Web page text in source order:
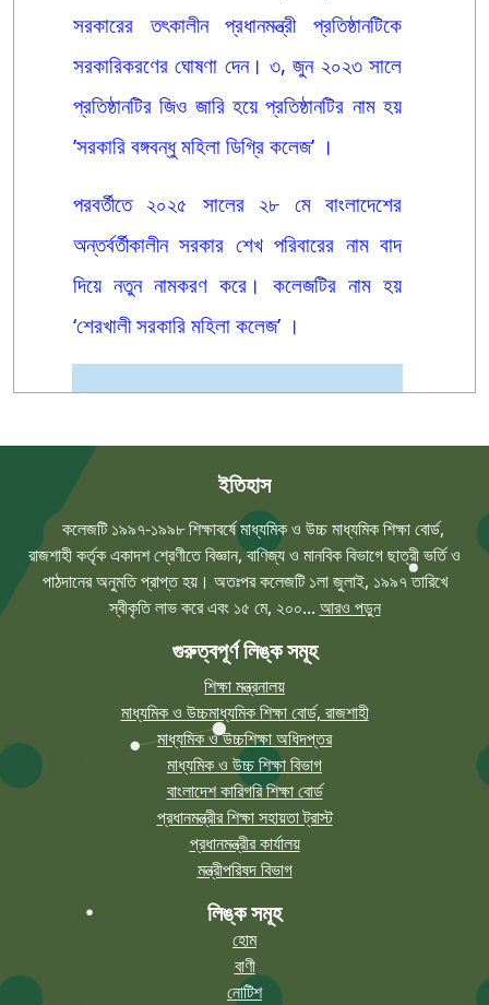
সরকারের তৎকালীন প্রধানমন্ত্রী প্রতিষ্ঠানটিকে
সরকারিকরণের ঘোষণা দেন। ৩, জুন ২০২৩ সালে
প্রতিষ্ঠানটির জিও জারি হয়ে প্রতিষ্ঠানটির নাম হয়
’সরকারি বঙ্গবন্ধু মহিলা ডিগ্রি কলেজ’ ।
পরবর্তীতে ২০২৫ সালের ২৮ মে বাংলাদেশের
অন্তর্বর্তীকালীন সরকার শেখ পরিবারের নাম বাদ
দিয়ে নতুন নামকরণ করে। কলেজটির নাম হয়
‘শেরখালী সরকারি মহিলা কলেজ’ ।
ইতিহাস
কলেজটি ১৯৯৭-১৯৯৮ শিক্ষাবর্ষে মাধ্যমিক ও উচ্চ মাধ্যমিক শিক্ষা বোর্ড,
রাজশাহী কর্তৃক একাদশ শ্রেণীতে বিজ্ঞান, বাণিজ্য ও মানবিক বিভাগে ছাত্রী ভর্তি ও
পাঠদানের অনুমতি প্রাপ্ত হয়। অতঃপর কলেজটি ১লা জুলাই, ১৯৯৭ তারিখে
স্বীকৃতি লাভ করে এবং ১৫ মে, ২০০... আরও পড়ুন
গুরুত্বপূর্ণ লিঙ্ক সমূহ
শিক্ষা মন্ত্রনালয়
মাধ্যমিক ও উচ্চমাধ্যমিক শিক্ষা বোর্ড, রাজশাহী
মাধ্যমিক ও উচ্চশিক্ষা অধিদপ্তর
মাধ্যমিক ও উচ্চ শিক্ষা বিভাগ
বাংলাদেশ কারিগরি শিক্ষা বোর্ড
প্রধানমন্ত্রীর শিক্ষা সহায়তা ট্রাস্ট
প্রধানমন্ত্রীর কার্যালয়
মন্ত্রীপরিষদ বিভাগ
লিঙ্ক সমূহ
হোম
বাণী
নোটিশ